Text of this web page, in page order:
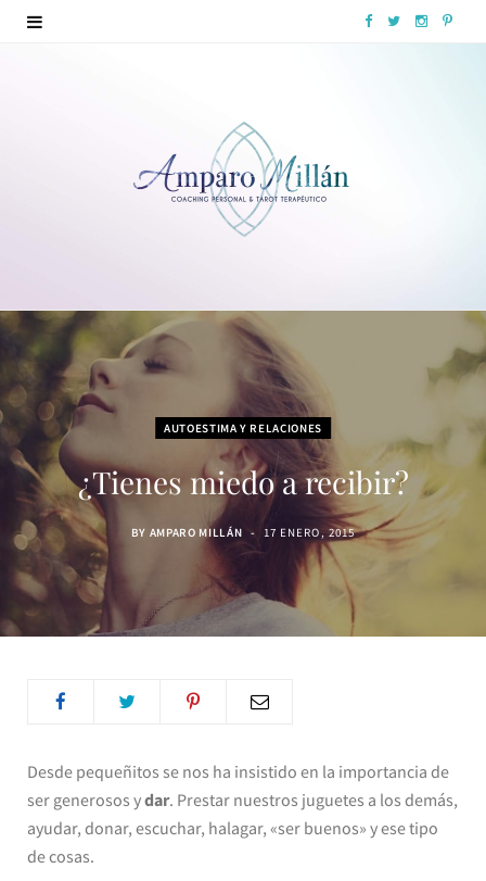
F T I
m
P
AUTOESTIMA Y RELACIONES
¿Tienes miedo a recibir?
BY AMPARO MILLÁN 17 ENERO, 2015
Desde pequeñitos se nos ha insistido en la importancia de
ser generosos ydar. Prestar nuestros juguetes a los demás,
ayudar, donar, escuchar, halagar, «ser buenos» y ese tipo
de cosas.